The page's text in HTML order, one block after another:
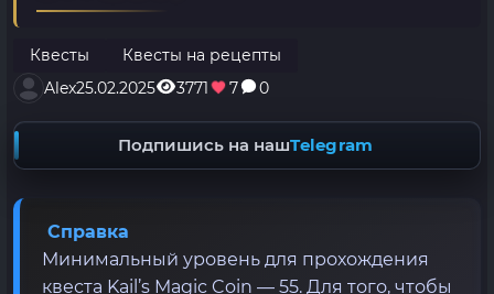
Квесты
Квесты на рецепты
Alex25.02.2025 3771 7 0
Подпишись на нашTelegram
Справка
Минимальный уровень для прохождения
квеста Kail’s Magic Coin — 55. Для того, чтобы